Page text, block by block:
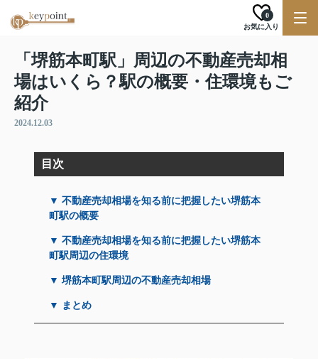
お気に入り
0
「堺筋本町駅」周辺の不動産売却相
場はいくら？駅の概要・住環境もご
紹介
2024.12.03
目次
▼ 不動産売却相場を知る前に把握したい堺筋本
町駅の概要
▼ 不動産売却相場を知る前に把握したい堺筋本
町駅周辺の住環境
▼ 堺筋本町駅周辺の不動産売却相場
▼ まとめ